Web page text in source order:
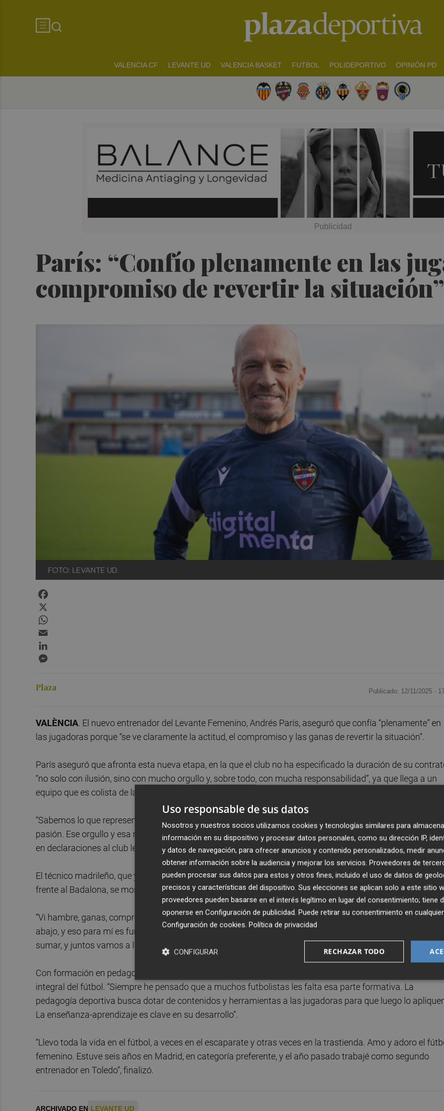
VALENCIA CF LEVANTE UD VALENCIA BASKET FUTBOL POLIDEPORTIVO OPINIÓN PD
París: “Confío plenamente en las
compromiso de revertir la situación”
FOTO: LEVANTE UD.
Plaza Publicado: 12/11/2025 ·
VALÈNCIA. El nuevo entrenador del Levante Femenino, Andrés París, aseguró que confía “plenamente” en
las jugadoras porque “se ve claramente la actitud, el compromiso y las ganas de revertir la situación”.
París aseguró que afronta esta nueva etapa, en la que el club no ha especificado la duración de su
“no solo con ilusión, sino con mucho orgullo y, sobre todo, con mucha responsabilidad”, ya que llega a un
equipo que es colista de la Liga F con dos puntos, a cinco de la salvación.
“Sabemos lo que representa este escudo, con una historia muy importante y una afición con identidad y
pasión. Ese orgullo y esa responsabilidad son con las que vengo, junto a toda la ilusión del mundo”, añadió
en declaraciones al club levantinista.
El técnico madrileño, que ya tuvo la oportunidad de analizar al equipo desde casa en el encuentro anterior
frente al Badalona, se mostró impresionado por la actitud de las jugadoras.
“Vi hambre, ganas, compromiso e intensidad, y eso es la base competitiva. En ningún momento se
abajo, y eso para mí es fundamental. Ese es el proceso que nos llevará a donde queremos estar. Vengo a
sumar, y juntos vamos a luchar por conseguir los objetivos”, expresó.
Con formación en pedagogía deportiva, el nuevo entrenador del Levante Femenino apuesta por un enfoque
integral del fútbol. “Siempre he pensado que a muchos futbolistas les falta esa parte formativa. La
pedagogía deportiva busca dotar de contenidos y herramientas a las jugadoras para que luego lo
La enseñanza-aprendizaje es clave en su desarrollo”.
“Llevo toda la vida en el fútbol, a veces en el escaparate y otras veces en la trastienda. Amo y adoro el
femenino. Estuve seis años en Madrid, en categoría preferente, y el año pasado trabajé como segundo
entrenador en Toledo”, finalizó.
ARCHIVADO EN LEVANTE UD
Uso responsable de sus datos
Nosotros y nuestros socios utilizamos cookies y tecnologías similares para
información en su dispositivo y procesar datos personales, como su dirección IP,
y datos de navegación, para ofrecer anuncios y contenido personalizados, medir
obtener información sobre la audiencia y mejorar los servicios. Proveedores de
pueden procesar sus datos para estos y otros fines, incluido el uso de datos de
precisos y características del dispositivo. Sus elecciones se aplican solo a este sitio
proveedores pueden basarse en el interés legítimo en lugar del consentimiento; tiene
oponerse en Configuración de publicidad. Puede retirar su consentimiento en
Configuración de cookies. Política de privacidad
RECHAZAR TODO
CONFIGURAR